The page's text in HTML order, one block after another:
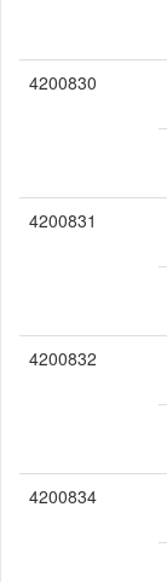
4200830
4200831
4200832
4200834